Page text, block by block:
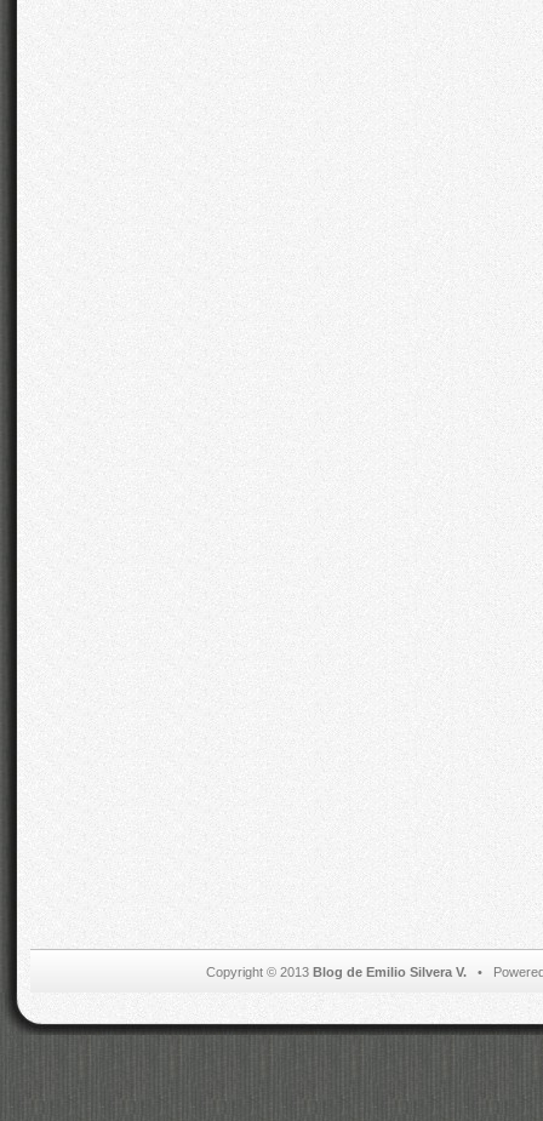
Copyright © 2013 Blog de Emilio Silvera V.•